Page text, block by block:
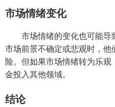
市场情绪变化
市场情绪的变化也可能
市场前景不确定或悲观时，
险。但如果市场情绪转为乐
金投入其他领域。
结论